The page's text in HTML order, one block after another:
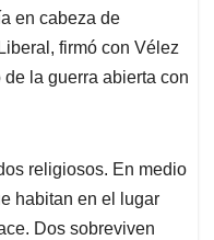
en cabeza de
firmó con Vélez
la guerra abierta con
religiosos. En medio
habitan en el lugar
Dos sobreviven